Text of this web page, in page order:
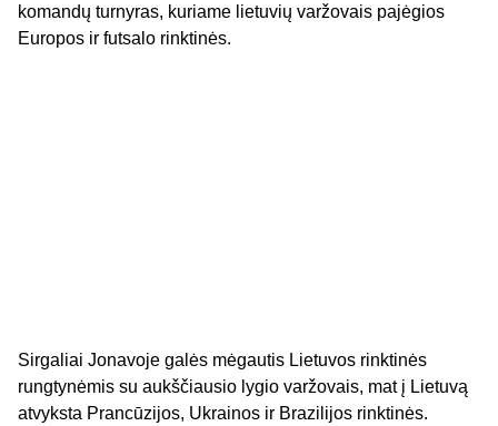
komandų turnyras, kuriame lietuvių varžovais pajėgios
Europos ir futsalo rinktinės.
Sirgaliai Jonavoje galės mėgautis Lietuvos rinktinės
rungtynėmis su aukščiausio lygio varžovais, mat į Lietuvą
atvyksta Prancūzijos, Ukrainos ir Brazilijos rinktinės.